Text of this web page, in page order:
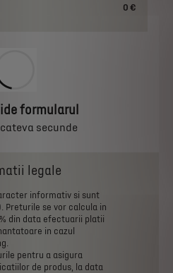
0 €
formularul
secunde
legale
informativ si sunt
Preturile se vor calcula in
din data efectuarii platii
in cazul
pentru a asigura
de produs, la data